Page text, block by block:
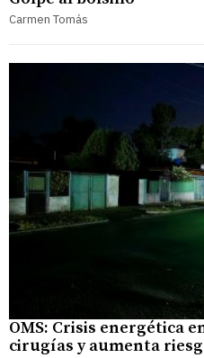
Carmen Tomás
OMS: Crisis energética
cirugías y aumenta